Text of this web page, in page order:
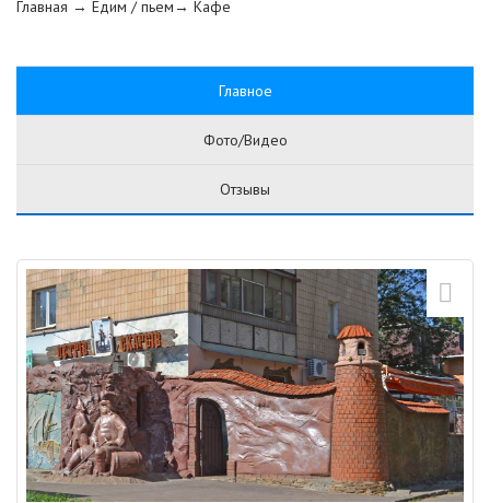
Главная → Едим / пьем→ Кафе
Главное
Фото/Видео
Отзывы